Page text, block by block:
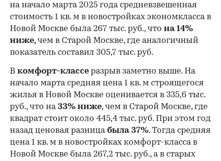
на начало марта 2025 года средневзвешенная
стоимость 1 кв. м в новостройках экономкласса в
Новой Москве была 267 тыс. руб., что на 14%
ниже,чем в Старой Москве, где аналогичный
показатель составил 305,7 тыс. руб.
В комфорт-классе разрыв заметно выше. На
начало марта средняя цена 1 кв. м строящегося
жилья в Новой Москве оценивается в 335,6 тыс.
руб., что на33% ниже, чем в Cтарой Москве, где
квадрат стоит около 445,4 тыс. руб. При этом год
назад ценовая разницабыла 37%. Тогда средняя
цена 1 кв. м в новостройках комфорт-класса в
Новой Москве была 267,2 тыс. руб., а в старых